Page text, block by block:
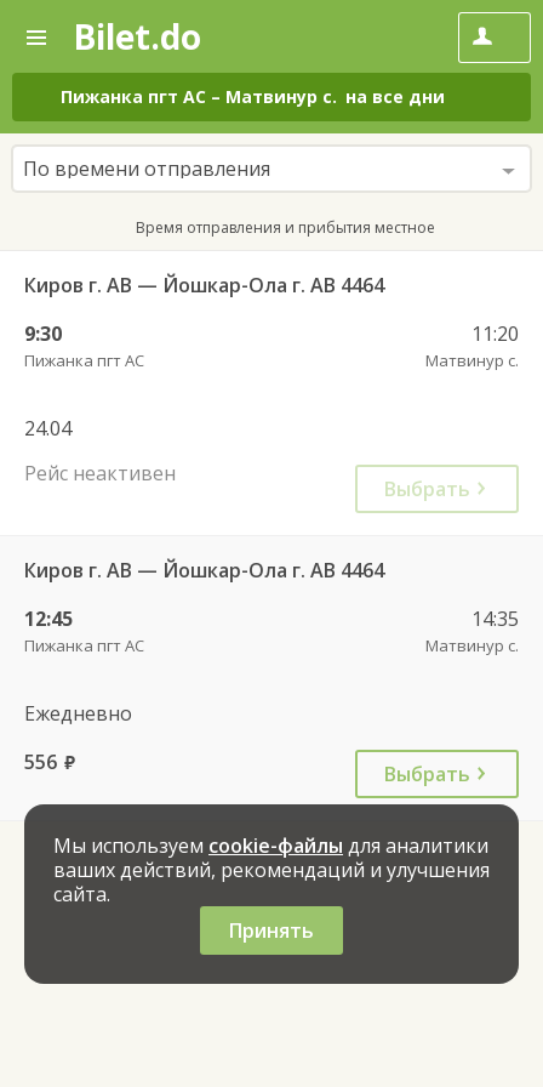
—
Поиск
и
покупка
билетов
на
автобус
онлайн
Bilet.do
Пижанка пгт АС – Матвинур с. на все дни
По времени отправления
Время отправления и прибытия местное
Киров г. АВ — Йошкар-Ола г. АВ 4464
9:30
Пижанка пгт АС
11:20
Матвинур с.
24.04
Рейс неактивен
Выбрать
Киров г. АВ — Йошкар-Ола г. АВ 4464
12:45
Пижанка пгт АС
14:35
Матвинур с.
Ежедневно
556 руб. Выбрать
Мы используем cookie-файлы для аналитики
ваших действий, рекомендаций и улучшения
сайта.
Принять